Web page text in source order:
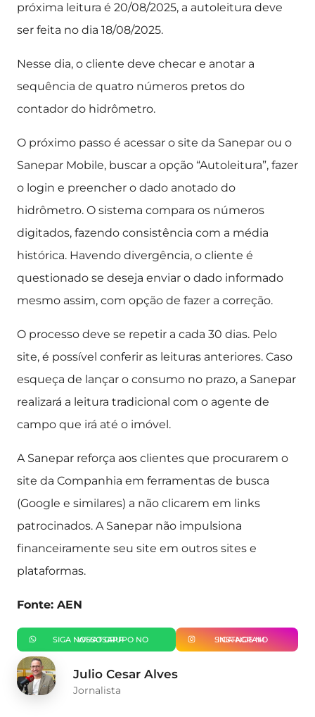
próxima leitura é 20/08/2025, a autoleitura deve
ser feita no dia 18/08/2025.
Nesse dia, o cliente deve checar e anotar a
sequência de quatro números pretos do
contador do hidrômetro.
O próximo passo é acessar o site da Sanepar ou o
Sanepar Mobile, buscar a opção “Autoleitura”, fazer
o login e preencher o dado anotado do
hidrômetro. O sistema compara os números
digitados, fazendo consistência com a média
histórica. Havendo divergência, o cliente é
questionado se deseja enviar o dado informado
mesmo assim, com opção de fazer a correção.
O processo deve se repetir a cada 30 dias. Pelo
site, é possível conferir as leituras anteriores. Caso
esqueça de lançar o consumo no prazo, a Sanepar
realizará a leitura tradicional com o agente de
campo que irá até o imóvel.
A Sanepar reforça aos clientes que procurarem o
site da Companhia em ferramentas de busca
(Google e similares) a não clicarem em links
patrocinados. A Sanepar não impulsiona
financeiramente seu site em outros sites e
plataformas.
Fonte: AEN
SIGA NOSSO GRUPO NO WHATSAPP SIGA-NOS NO INSTAGRAM
Julio Cesar Alves
Jornalista